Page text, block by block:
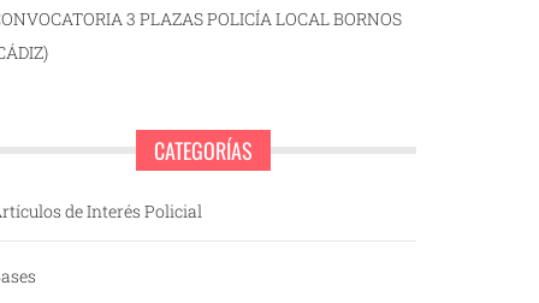
3 PLAZAS POLICÍA LOCAL BORNOS
CATEGORÍAS
de Interés Policial